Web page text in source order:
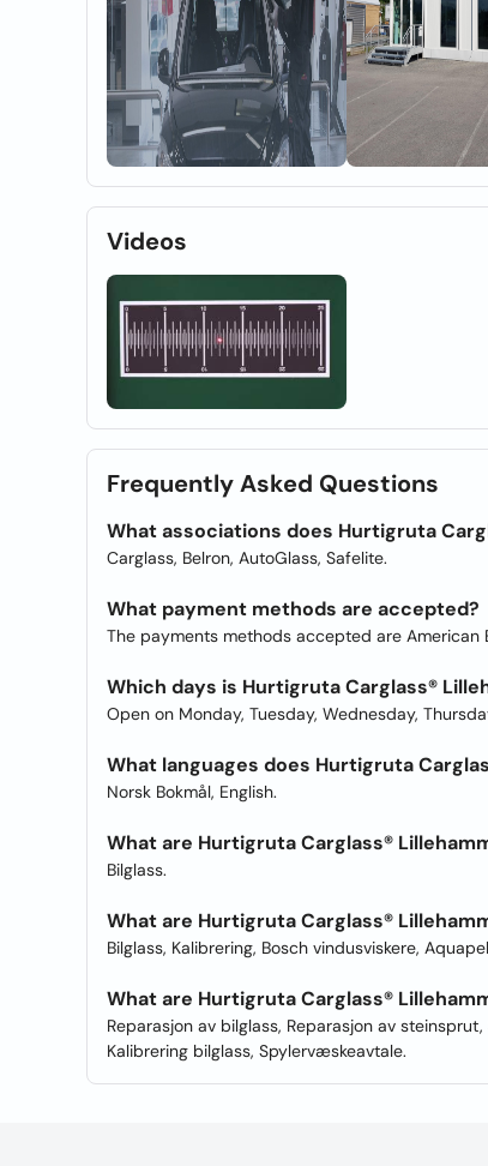
Videos
Frequently Asked Questions
What associations does Hurtigruta
Carglass, Belron, AutoGlass, Safelite.
What payment methods are accepted?
The payments methods accepted are American
Which days is Hurtigruta Carglass®
Open on Monday, Tuesday, Wednesday,
What languages does Hurtigruta
Norsk Bokmål, English.
What are Hurtigruta Carglass®
Bilglass.
What are Hurtigruta Carglass®
Bilglass, Kalibrering, Bosch vindusviskere,
What are Hurtigruta Carglass®
Reparasjon av bilglass, Reparasjon av
Kalibrering bilglass, Spylervæskeavtale.